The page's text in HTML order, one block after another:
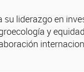
su liderazgo en
y